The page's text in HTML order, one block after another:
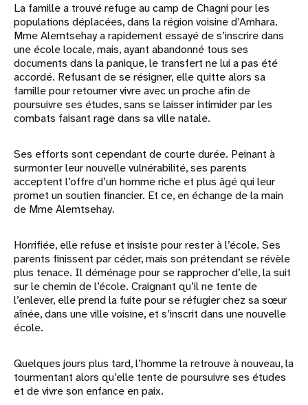
La famille a trouvé refuge au camp de Chagni pour les
populations déplacées, dans la région voisine d’Amhara.
Mme Alemtsehay a rapidement essayé de s’inscrire dans
une école locale, mais, ayant abandonné tous ses
documents dans la panique, le transfert ne lui a pas été
accordé. Refusant de se résigner, elle quitte alors sa
famille pour retourner vivre avec un proche afin de
poursuivre ses études, sans se laisser intimider par les
combats faisant rage dans sa ville natale.
Ses efforts sont cependant de courte durée. Peinant à
surmonter leur nouvelle vulnérabilité, ses parents
acceptent l’offre d’un homme riche et plus âgé qui leur
promet un soutien financier. Et ce, en échange de la main
de Mme Alemtsehay.
Horrifiée, elle refuse et insiste pour rester à l’école. Ses
parents finissent par céder, mais son prétendant se révèle
plus tenace. Il déménage pour se rapprocher d’elle, la suit
sur le chemin de l’école. Craignant qu’il ne tente de
l’enlever, elle prend la fuite pour se réfugier chez sa sœur
aînée, dans une ville voisine, et s’inscrit dans une nouvelle
école.
Quelques jours plus tard, l’homme la retrouve à nouveau, la
tourmentant alors qu’elle tente de poursuivre ses études
et de vivre son enfance en paix.